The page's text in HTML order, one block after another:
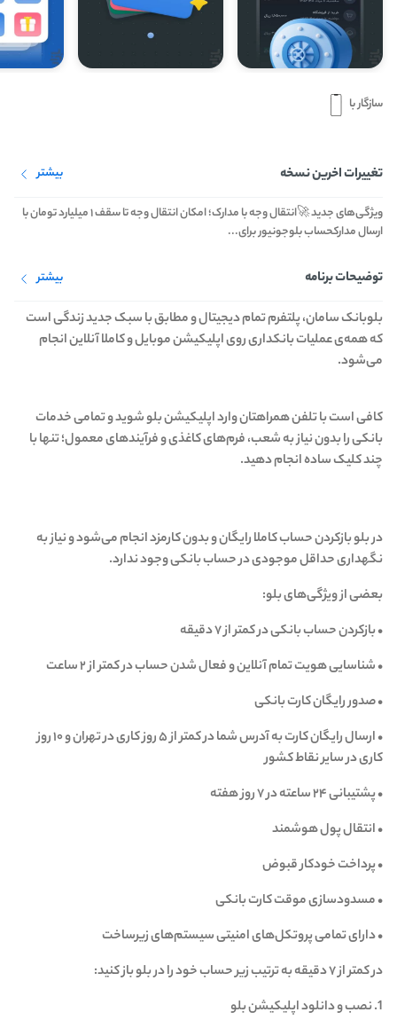
سازگار با
تغییرات اخرین نسخه بیشتر
ویژگی‌های جدید 🚀انتقال وجه با مدارک؛ امکان انتقال وجه تا سقف ۱ میلیارد تومان با
ارسال مدارکحساب بلوجونیور برای...
توضیحات برنامه بیشتر
بلوبانک سامان، پلتفرم تمام دیجیتال و مطابق با سبک جدید زندگی است
که همه‌ی عملیات بانکداری روی اپلیکیشن موبایل و کاملا آنلاین انجام
می‌شود.
کافی است با تلفن همراهتان وارد اپلیکیشن بلو شوید و تمامی خدمات
بانکی را بدون نیاز به شعب، فرم‌های کاغذی و فرآیندهای معمول؛ تنها با
چند کلیک ساده انجام دهید.
در بلو بازکردن حساب کاملا رایگان و بدون کارمزد انجام می‌شود و نیاز به
نگهداری حداقل موجودی در حساب بانکی وجود ندارد.
بعضی از ویژگی‌های بلو:
• بازکردن حساب بانکی در کمتر از ۷ دقیقه
• شناسایی هویت تمام آنلاین و فعال شدن حساب در کمتر از ۲ ساعت
• صدور رایگان کارت بانکی
• ارسال رایگان کارت به آدرس شما در کمتر از ۵ روز کاری در تهران و ۱۰ روز
کاری در سایر نقاط کشور
• پشتیبانی ۲۴ ساعته در ۷ روز هفته
• انتقال پول هوشمند
• پرداخت خودکار قبوض
• مسدود‌سازی موقت کارت بانکی
• دارای تمامی پروتکل‌های امنیتی سیستم‌های زیرساخت
در کمتر از ۷ دقیقه به ترتیب زیر حساب خود را در بلو باز کنید:
1. نصب و دانلود اپلیکیشن بلو